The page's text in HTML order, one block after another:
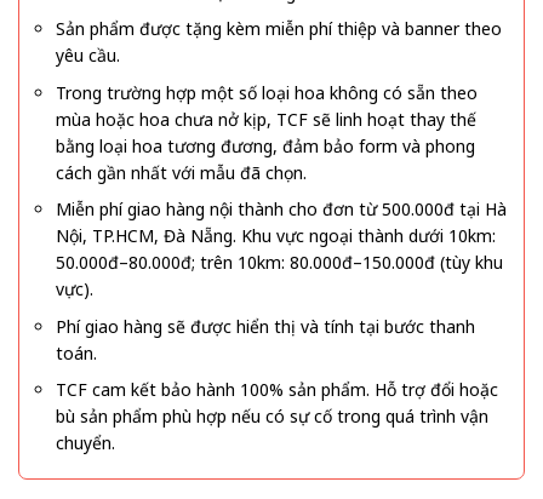
Sản phẩm được tặng kèm miễn phí thiệp và banner theo
yêu cầu.
Trong trường hợp một số loại hoa không có sẵn theo
mùa hoặc hoa chưa nở kịp, TCF sẽ linh hoạt thay thế
bằng loại hoa tương đương, đảm bảo form và phong
cách gần nhất với mẫu đã chọn.
Miễn phí giao hàng nội thành cho đơn từ 500.000đ tại Hà
Nội, TP.HCM, Đà Nẵng. Khu vực ngoại thành dưới 10km:
50.000đ–80.000đ; trên 10km: 80.000đ–150.000đ (tùy khu
vực).
Phí giao hàng sẽ được hiển thị và tính tại bước thanh
toán.
TCF cam kết bảo hành 100% sản phẩm. Hỗ trợ đổi hoặc
bù sản phẩm phù hợp nếu có sự cố trong quá trình vận
chuyển.